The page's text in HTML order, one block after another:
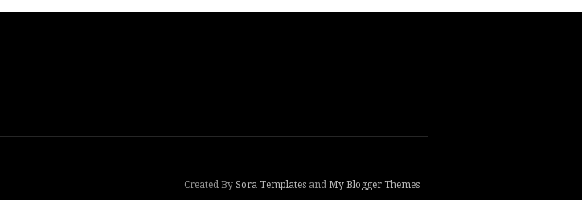
Created By Sora Templates and My Blogger Themes